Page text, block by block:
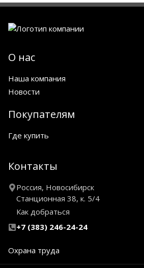
О нас
Наша компания
Новости
Покупателям
Где купить
Контакты
Россия, Новосибирск
Станционная 38, к. 5/4
Как добраться
+7 (383) 246-24-24
Охрана труда